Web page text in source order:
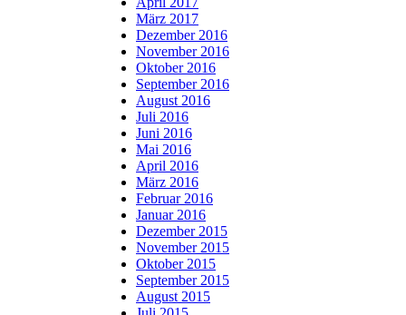
März 2017
Dezember 2016
November 2016
Oktober 2016
September 2016
August 2016
Juli 2016
Juni 2016
Mai 2016
April 2016
März 2016
Februar 2016
Januar 2016
Dezember 2015
November 2015
Oktober 2015
September 2015
August 2015